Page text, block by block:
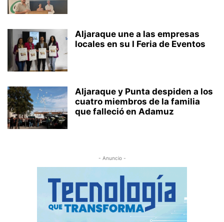
Aljaraque une a las empresas
locales en su I Feria de Eventos
Aljaraque y Punta despiden a los
cuatro miembros de la familia
que falleció en Adamuz
- Anuncio -